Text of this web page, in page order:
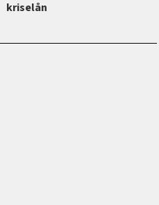
kriselån